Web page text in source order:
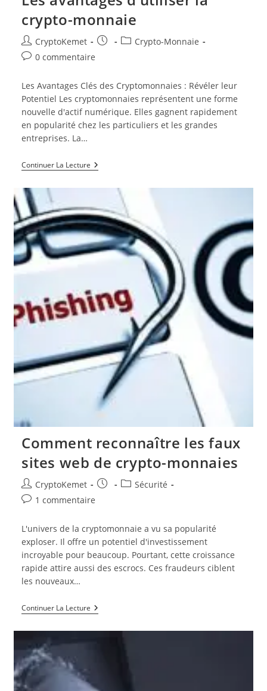
crypto-monnaie
Auteur/autrice
de
CryptoKemet
Publication
PostCrypto-Monnaie
Commentaires
la
publication :
0 commentaire
Les Avantages Clés des Cryptomonnaies : Révéler leur
Potentiel Les cryptomonnaies représentent une forme
nouvelle d'actif numérique. Elles gagnent rapidement
en popularité chez les particuliers et les grandes
entreprises. La…
Continuer La LectureLes
Avantages
Monnaie
Comment reconnaître les faux
sites web de crypto-monnaies
Auteur/autrice
de
CryptoKemet
Publication
PostSécurité
Commentaires
la
publication :
1 commentaire
L'univers de la cryptomonnaie a vu sa popularité
exploser. Il offre un potentiel d'investissement
incroyable pour beaucoup. Pourtant, cette croissance
rapide attire aussi des escrocs. Ces fraudeurs ciblent
les nouveaux…
Continuer La LectureComment
Reconnaître
Monnaies